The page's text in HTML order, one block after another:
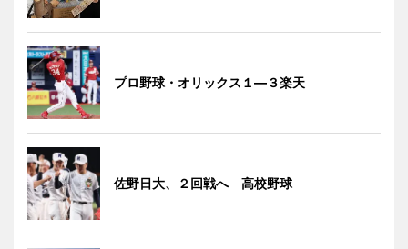
プロ野球・オリックス１―３楽天
佐野日大、２回戦へ 高校野球